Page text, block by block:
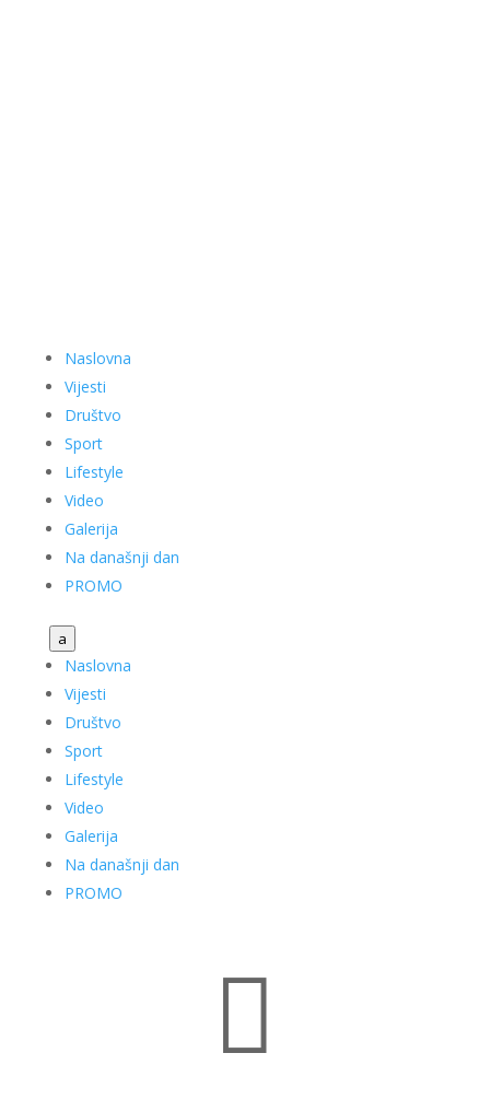
Naslovna
Vijesti
Društvo
Sport
Lifestyle
Video
Galerija
Na današnji dan
PROMO
a
Naslovna
Vijesti
Društvo
Sport
Lifestyle
Video
Galerija
Na današnji dan
PROMO
